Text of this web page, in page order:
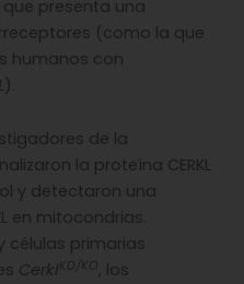
presenta una
(como la que
humanos con
).
de la
la proteína CERKL
y detectaron una
en mitocondrias.
células primarias
CerklKD/KO, los